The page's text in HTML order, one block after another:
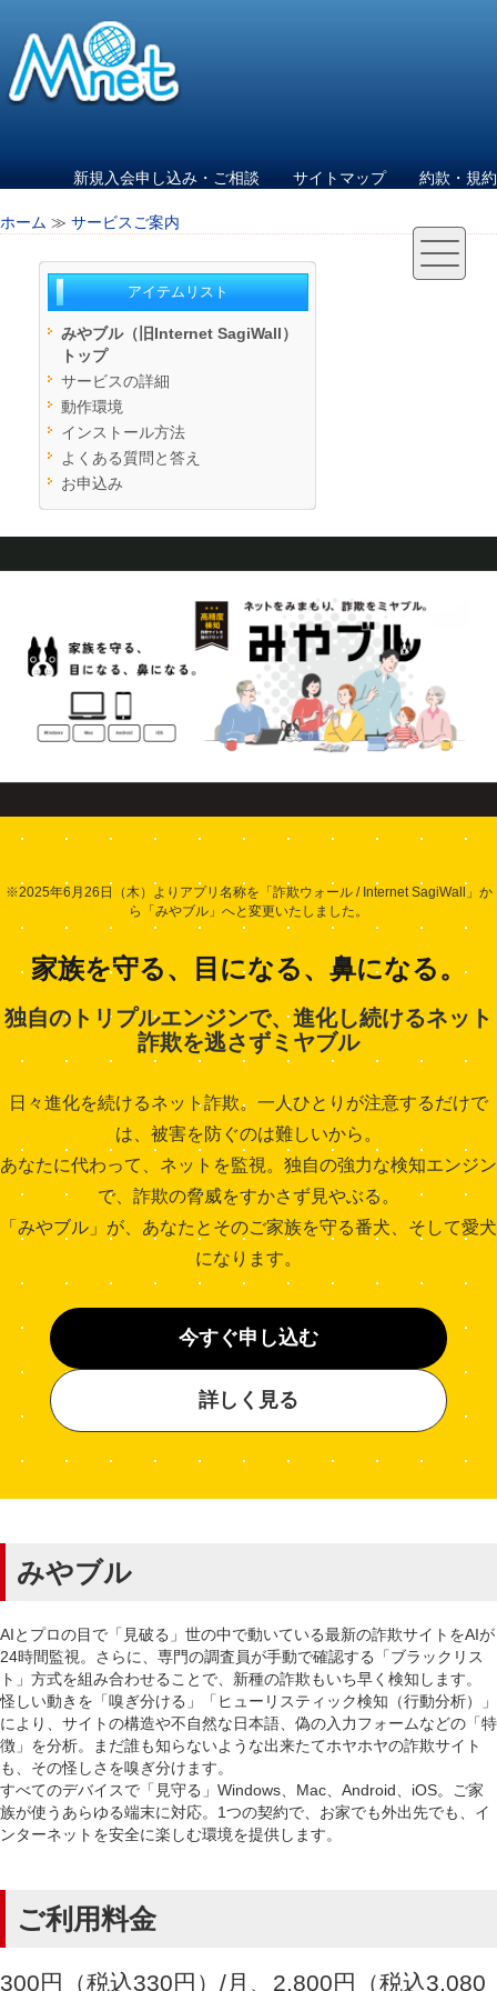
新規入会申し込み・ご相談 サイトマップ 約款・規約
ホーム ≫ サービスご案内
アイテムリスト
みやブル（旧Internet SagiWall）
トップ
サービスの詳細
動作環境
インストール方法
よくある質問と答え
お申込み
※2025年6月26日（木）よりアプリ名称を「詐欺ウォール / Internet SagiWall」か
ら「みやブル」へと変更いたしました。
家族を守る、目になる、鼻になる。
独自のトリプルエンジンで、進化し続けるネット
詐欺を逃さずミヤブル
日々進化を続けるネット詐欺。一人ひとりが注意するだけで
は、被害を防ぐのは難しいから。
あなたに代わって、ネットを監視。独自の強力な検知エンジン
で、詐欺の脅威をすかさず見やぶる。
「みやブル」が、あなたとそのご家族を守る番犬、そして愛犬
になります。
今すぐ申し込む
詳しく見る
みやブル
AIとプロの目で「見破る」世の中で動いている最新の詐欺サイトをAIが
24時間監視。さらに、専門の調査員が手動で確認する「ブラックリス
ト」方式を組み合わせることで、新種の詐欺もいち早く検知します。
怪しい動きを「嗅ぎ分ける」「ヒューリスティック検知（行動分析）」
により、サイトの構造や不自然な日本語、偽の入力フォームなどの「特
徴」を分析。まだ誰も知らないような出来たてホヤホヤの詐欺サイト
も、その怪しさを嗅ぎ分けます。
すべてのデバイスで「見守る」Windows、Mac、Android、iOS。ご家
族が使うあらゆる端末に対応。1つの契約で、お家でも外出先でも、イ
ンターネットを安全に楽しむ環境を提供します。
ご利用料金
300円（税込330円）/月、2,800円（税込3,080